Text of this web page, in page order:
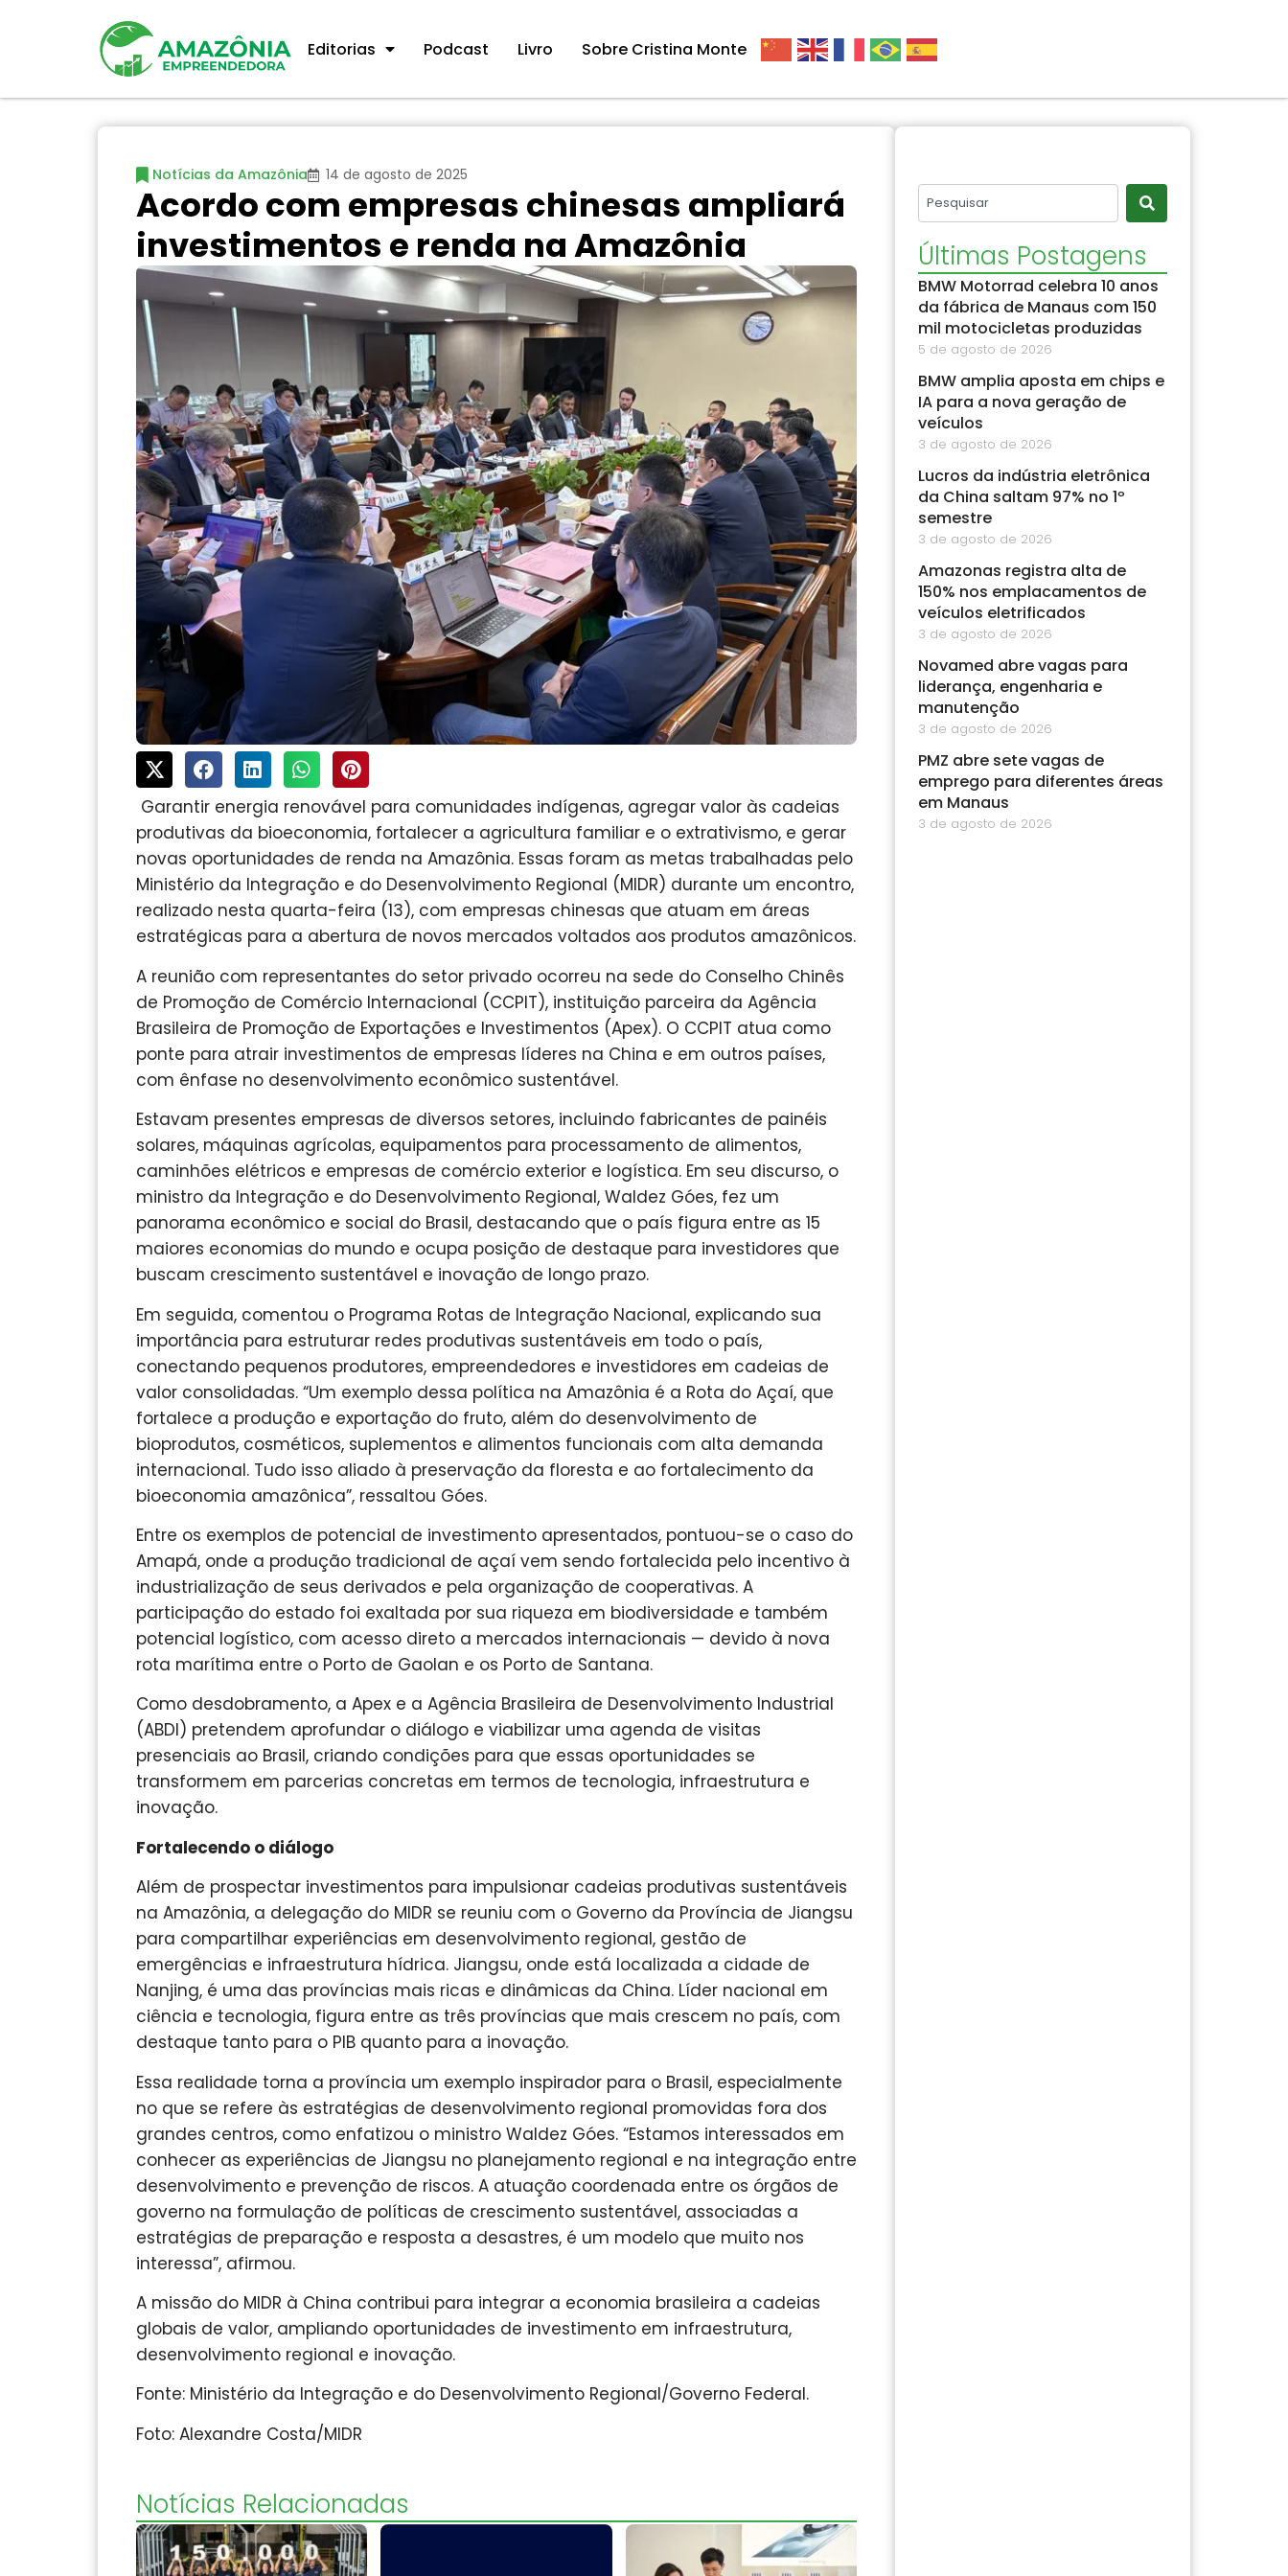
Editorias Podcast Livro Sobre Cristina Monte
Notícias da Amazônia 14 de agosto de 2025
Acordo com empresas chinesas ampliará
investimentos e renda na Amazônia
Garantir energia renovável para comunidades indígenas, agregar valor às cadeias
produtivas da bioeconomia, fortalecer a agricultura familiar e o extrativismo, e gerar
novas oportunidades de renda na Amazônia. Essas foram as metas trabalhadas pelo
Ministério da Integração e do Desenvolvimento Regional (MIDR) durante um encontro,
realizado nesta quarta-feira (13), com empresas chinesas que atuam em áreas
estratégicas para a abertura de novos mercados voltados aos produtos amazônicos.
A reunião com representantes do setor privado ocorreu na sede do Conselho Chinês
de Promoção de Comércio Internacional (CCPIT), instituição parceira da Agência
Brasileira de Promoção de Exportações e Investimentos (Apex). O CCPIT atua como
ponte para atrair investimentos de empresas líderes na China e em outros países,
com ênfase no desenvolvimento econômico sustentável.
Estavam presentes empresas de diversos setores, incluindo fabricantes de painéis
solares, máquinas agrícolas, equipamentos para processamento de alimentos,
caminhões elétricos e empresas de comércio exterior e logística. Em seu discurso, o
ministro da Integração e do Desenvolvimento Regional, Waldez Góes, fez um
panorama econômico e social do Brasil, destacando que o país figura entre as 15
maiores economias do mundo e ocupa posição de destaque para investidores que
buscam crescimento sustentável e inovação de longo prazo.
Em seguida, comentou o Programa Rotas de Integração Nacional, explicando sua
importância para estruturar redes produtivas sustentáveis em todo o país,
conectando pequenos produtores, empreendedores e investidores em cadeias de
valor consolidadas. “Um exemplo dessa política na Amazônia é a Rota do Açaí, que
fortalece a produção e exportação do fruto, além do desenvolvimento de
bioprodutos, cosméticos, suplementos e alimentos funcionais com alta demanda
internacional. Tudo isso aliado à preservação da floresta e ao fortalecimento da
bioeconomia amazônica”, ressaltou Góes.
Entre os exemplos de potencial de investimento apresentados, pontuou-se o caso do
Amapá, onde a produção tradicional de açaí vem sendo fortalecida pelo incentivo à
industrialização de seus derivados e pela organização de cooperativas. A
participação do estado foi exaltada por sua riqueza em biodiversidade e também
potencial logístico, com acesso direto a mercados internacionais — devido à nova
rota marítima entre o Porto de Gaolan e os Porto de Santana.
Como desdobramento, a Apex e a Agência Brasileira de Desenvolvimento Industrial
(ABDI) pretendem aprofundar o diálogo e viabilizar uma agenda de visitas
presenciais ao Brasil, criando condições para que essas oportunidades se
transformem em parcerias concretas em termos de tecnologia, infraestrutura e
inovação.
Fortalecendo o diálogo
Além de prospectar investimentos para impulsionar cadeias produtivas sustentáveis
na Amazônia, a delegação do MIDR se reuniu com o Governo da Província de Jiangsu
para compartilhar experiências em desenvolvimento regional, gestão de
emergências e infraestrutura hídrica. Jiangsu, onde está localizada a cidade de
Nanjing, é uma das províncias mais ricas e dinâmicas da China. Líder nacional em
ciência e tecnologia, figura entre as três províncias que mais crescem no país, com
destaque tanto para o PIB quanto para a inovação.
Essa realidade torna a província um exemplo inspirador para o Brasil, especialmente
no que se refere às estratégias de desenvolvimento regional promovidas fora dos
grandes centros, como enfatizou o ministro Waldez Góes. “Estamos interessados em
conhecer as experiências de Jiangsu no planejamento regional e na integração entre
desenvolvimento e prevenção de riscos. A atuação coordenada entre os órgãos de
governo na formulação de políticas de crescimento sustentável, associadas a
estratégias de preparação e resposta a desastres, é um modelo que muito nos
interessa”, afirmou.
A missão do MIDR à China contribui para integrar a economia brasileira a cadeias
globais de valor, ampliando oportunidades de investimento em infraestrutura,
desenvolvimento regional e inovação.
Fonte: Ministério da Integração e do Desenvolvimento Regional/Governo Federal.
Foto: Alexandre Costa/MIDR
Notícias Relacionadas
Últimas Postagens
BMW Motorrad celebra 10 anos
da fábrica de Manaus com 150
mil motocicletas produzidas
5 de agosto de 2026
BMW amplia aposta em chips e
IA para a nova geração de
veículos
3 de agosto de 2026
Lucros da indústria eletrônica
da China saltam 97% no 1º
semestre
3 de agosto de 2026
Amazonas registra alta de
150% nos emplacamentos de
veículos eletrificados
3 de agosto de 2026
Novamed abre vagas para
liderança, engenharia e
manutenção
3 de agosto de 2026
PMZ abre sete vagas de
emprego para diferentes áreas
em Manaus
3 de agosto de 2026